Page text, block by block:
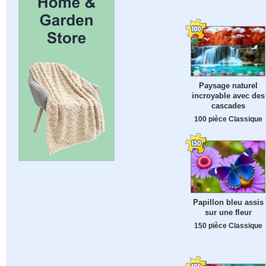
Paysage naturel
incroyable avec des
cascades
100 pièce Classique
Papillon bleu assis
sur une fleur
150 pièce Classique